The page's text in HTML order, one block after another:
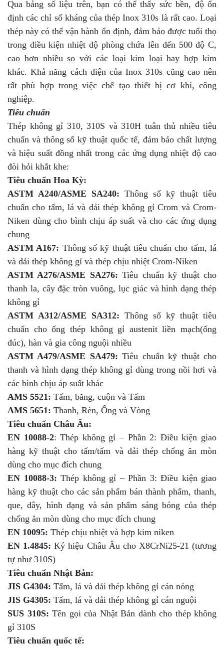
Qua bảng số liệu trên, bạn có thể thấy sức bền, độ ổn
định các chỉ số kháng của thép Inox 310s là rất cao. Loại
thép này có thể vận hành ổn định, đảm bảo được tuổi thọ
trong điều kiện nhiệt độ phòng chứa lên đến 500 độ C,
cao hơn nhiều so với các loại kim loại hay hợp kim
khác. Khả năng cách điện của Inox 310s cũng cao nên
rất phù hợp trong việc chế tạo thiết bị cơ khí, công
nghiệp.
Tiêu chuẩn
Thép không gỉ 310, 310S và 310H tuân thủ nhiều tiêu
chuẩn và thông số kỹ thuật quốc tế, đảm bảo chất lượng
và hiệu suất đồng nhất trong các ứng dụng nhiệt độ cao
đòi hỏi khắt khe:
Tiêu chuẩn Hoa Kỳ:
ASTM A240/ASME SA240: Thông số kỹ thuật tiêu
chuẩn cho tấm, lá và dải thép không gỉ Crom và Crom-
Niken dùng cho bình chịu áp suất và cho các ứng dụng
chung
ASTM A167: Thông số kỹ thuật tiêu chuẩn cho tấm, lá
và dải thép không gỉ và thép chịu nhiệt Crom-Niken
ASTM A276/ASME SA276:Tiêu chuẩn kỹ thuật cho
thanh la, cây đặc tròn vuông, lục giác và hình dạng thép
không gỉ
ASTM A312/ASME SA312: Thông số kỹ thuật tiêu
chuẩn cho ống thép không gỉ austenit liền mạch(ống
đúc), hàn và gia công nguội nhiều
ASTM A479/ASME SA479: Tiêu chuẩn kỹ thuật cho
thanh và hình dạng thép không gỉ dùng trong nồi hơi và
các bình chịu áp suất khác
AMS 5521: Tấm, băng, cuộn và Tấm
AMS 5651: Thanh, Rèn, Ống và Vòng
Tiêu chuẩn Châu Âu:
EN 10088-2: Thép không gỉ – Phần 2: Điều kiện giao
hàng kỹ thuật cho tấm/tấm và dải thép chống ăn mòn
dùng cho mục đích chung
EN 10088-3: Thép không gỉ – Phần 3: Điều kiện giao
hàng kỹ thuật cho các sản phẩm bán thành phẩm, thanh,
que, dây, hình dạng và sản phẩm sáng bóng của thép
chống ăn mòn dùng cho mục đích chung
EN 10095: Thép chịu nhiệt và hợp kim niken
EN 1.4845: Ký hiệu Châu Âu cho X8CrNi25-21 (tương
tự như 310S)
Tiêu chuẩn Nhật Bản:
JIS G4304: Tấm, lá và dải thép không gỉ cán nóng
JIS G4305: Tấm, lá và dải thép không gỉ cán nguội
SUS 310S: Tên gọi của Nhật Bản dành cho thép không
gỉ 310S
Tiêu chuẩn quốc tế: